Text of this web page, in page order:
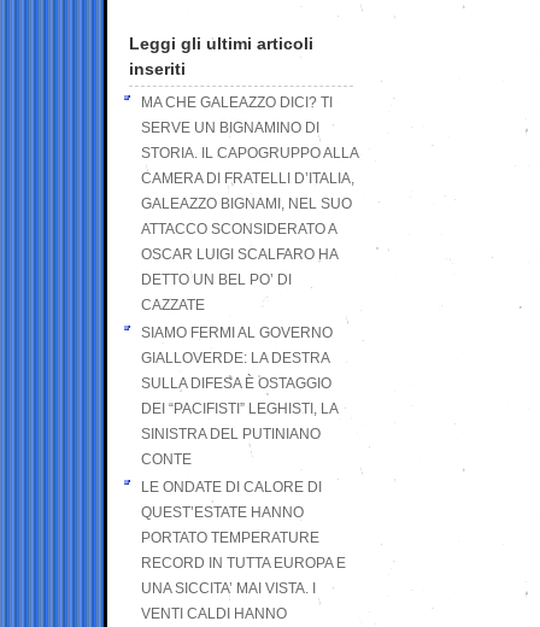
Leggi gli ultimi articoli
inseriti
MA CHE GALEAZZO DICI? TI
SERVE UN BIGNAMINO DI
STORIA. IL CAPOGRUPPO ALLA
CAMERA DI FRATELLI D’ITALIA,
GALEAZZO BIGNAMI, NEL SUO
ATTACCO SCONSIDERATO A
OSCAR LUIGI SCALFARO HA
DETTO UN BEL PO’ DI
CAZZATE
SIAMO FERMI AL GOVERNO
GIALLOVERDE: LA DESTRA
SULLA DIFESA È OSTAGGIO
DEI “PACIFISTI” LEGHISTI, LA
SINISTRA DEL PUTINIANO
CONTE
LE ONDATE DI CALORE DI
QUEST’ESTATE HANNO
PORTATO TEMPERATURE
RECORD IN TUTTA EUROPA E
UNA SICCITA’ MAI VISTA. I
VENTI CALDI HANNO